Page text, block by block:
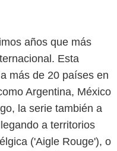
años que más
Esta
más de 20 países en
Argentina, México
la serie también a
a territorios
('Aigle Rouge'), o